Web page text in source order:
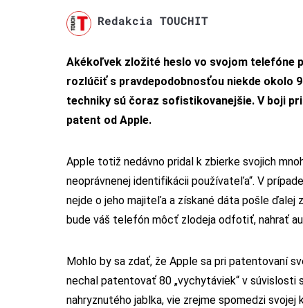
Redakcia TOUCHIT
Akékoľvek zložité heslo vo svojom telefóne
rozlúčiť s pravdepodobnosťou niekde okolo
techniky sú čoraz sofistikovanejšie. V boji
patent od Apple.
Apple totiž nedávno pridal k zbierke svojich
neoprávnenej identifikácii používateľa“. V
nejde o jeho majiteľa a získané dáta pošle
bude váš telefón môcť zlodeja odfotiť, nahrať
Mohlo by sa zdať, že Apple sa pri patentovaní
nechal patentovať 80 „vychytáviek“ v súvislosti
nahryznutého jablka, vie zrejme spomedzi